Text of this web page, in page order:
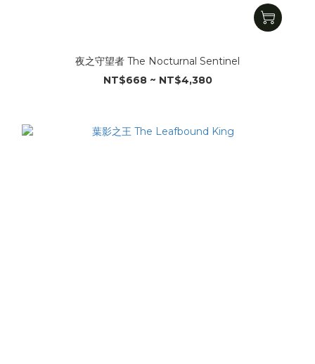
夜之守望者 The Nocturnal Sentinel
NT$668 ~ NT$4,380